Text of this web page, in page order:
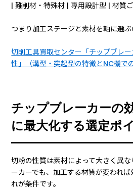
| 難削材・特殊材 | 専用設計型 | 材質
つまり加工ステージと素材を軸に選ぶ
切削工具買取センター「チップブレ
性」（溝型・突起型の特徴とNC機で
チップブレーカーの
に最大化する選定ポ
切粉の性質は素材によって大きく異
ーカーでも、加工する材質が変われ
れが条件です。